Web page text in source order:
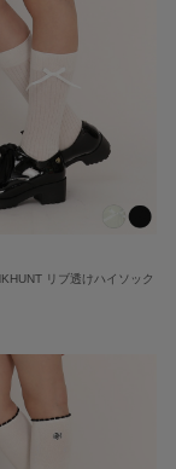
リブ透けハイソック